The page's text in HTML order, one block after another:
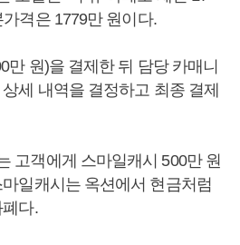
격은 1779만 원이다.
만 원)을 결제한 뒤 담당 카매니
세 내역을 결정하고 최종 결제
고객에게 스마일캐시 500만 원
일캐시는 옥션에서 현금처럼
다.